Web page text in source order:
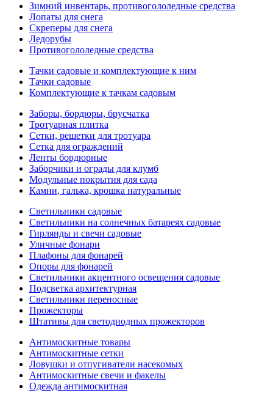
Зимний инвентарь, противогололедные средства
Лопаты для снега
Скреперы для снега
Ледорубы
Противогололедные средства
Тачки садовые и комплектующие к ним
Тачки садовые
Комплектующие к тачкам садовым
Заборы, бордюры, брусчатка
Тротуарная плитка
Сетки, решетки для тротуара
Сетка для ограждений
Ленты бордюрные
Заборчики и ограды для клумб
Модульные покрытия для сада
Камни, галька, крошка натуральные
Светильники садовые
Светильники на солнечных батареях садовые
Гирлянды и свечи садовые
Уличные фонари
Плафоны для фонарей
Опоры для фонарей
Светильники акцентного освещения садовые
Подсветка архитектурная
Светильники переносные
Прожекторы
Штативы для светодиодных прожекторов
Антимоскитные товары
Антимоскитные сетки
Ловушки и отпугиватели насекомых
Антимоскитные свечи и факелы
Одежда антимоскитная